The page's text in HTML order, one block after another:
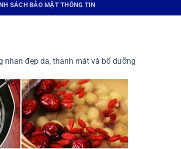
SÁCH BẢO MẬT THÔNG TIN
nhan đẹp da, thanh mát và bổ dưỡng